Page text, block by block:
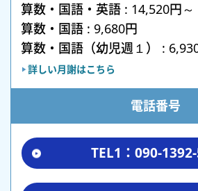
算数・国語・英語 : 14,520円～
算数・国語 : 9,680円
算数・国語（幼児週１） :
詳しい月謝はこちら
電話番号
TEL1：090-